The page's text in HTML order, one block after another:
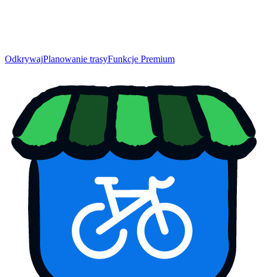
OdkrywajPlanowanie trasyFunkcje Premium